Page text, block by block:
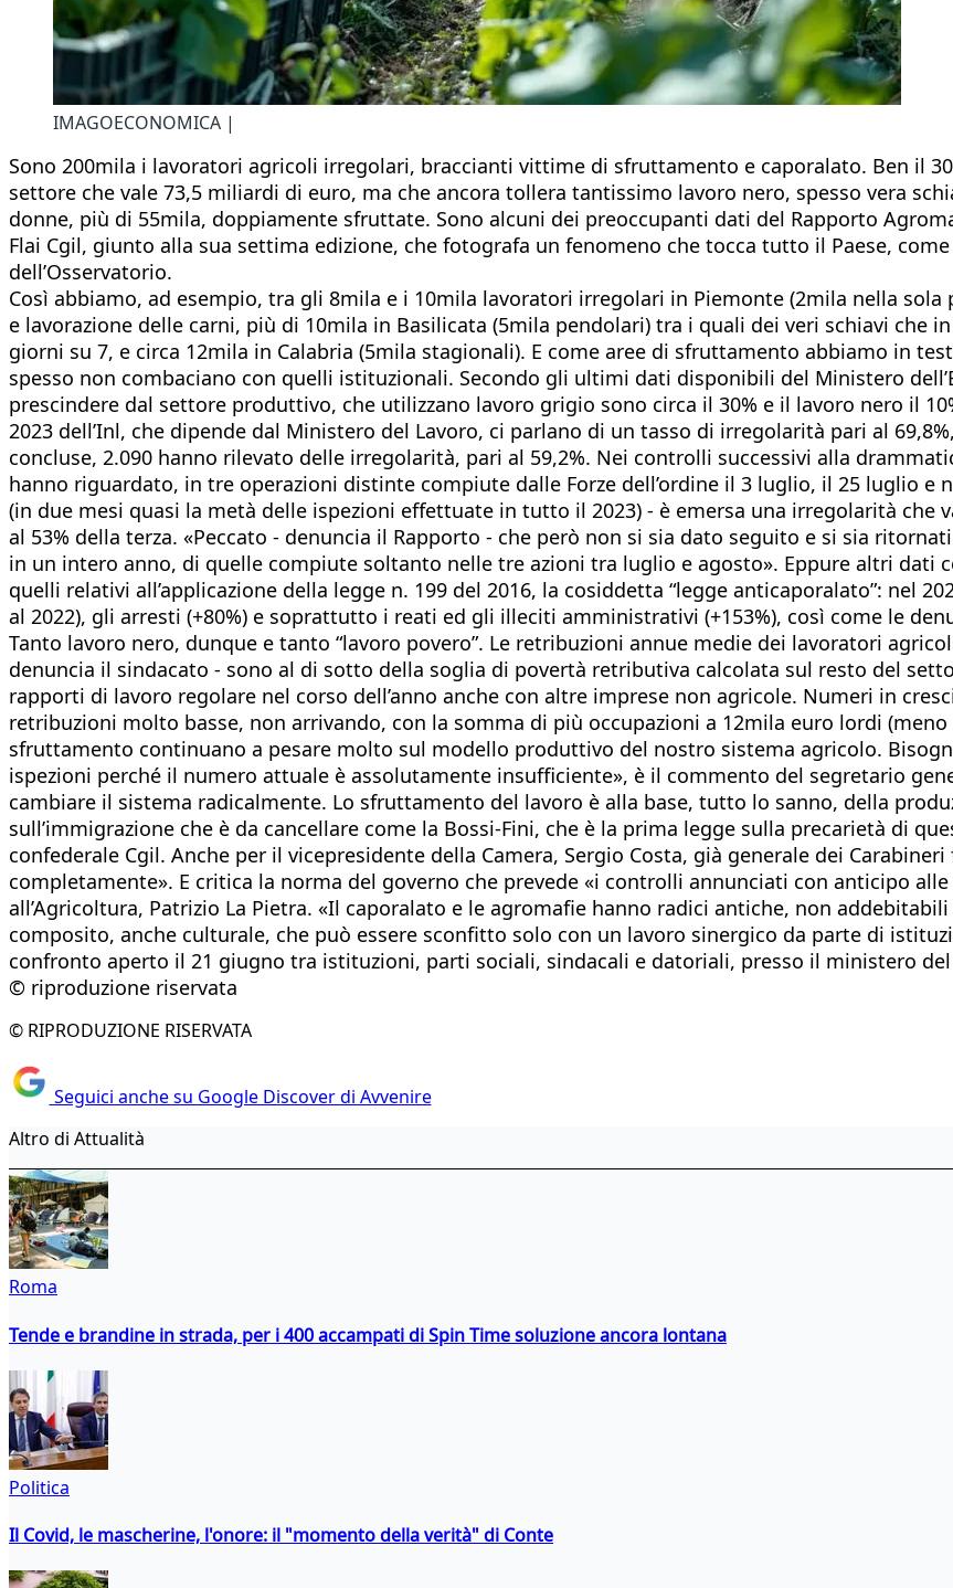
IMAGOECONOMICA |
Sono 200mila i lavoratori agricoli irregolari, braccianti vittime di sfruttamento e caporalato. Ben il
settore che vale 73,5 miliardi di euro, ma che ancora tollera tantissimo lavoro nero, spesso vera
donne, più di 55mila, doppiamente sfruttate. Sono alcuni dei preoccupanti dati del Rapporto
Flai Cgil, giunto alla sua settima edizione, che fotografa un fenomeno che tocca tutto il Paese,
dell’Osservatorio.
Così abbiamo, ad esempio, tra gli 8mila e i 10mila lavoratori irregolari in Piemonte (2mila nella
e lavorazione delle carni, più di 10mila in Basilicata (5mila pendolari) tra i quali dei veri schiavi che
giorni su 7, e circa 12mila in Calabria (5mila stagionali). E come aree di sfruttamento abbiamo in
spesso non combaciano con quelli istituzionali. Secondo gli ultimi dati disponibili del Ministero
prescindere dal settore produttivo, che utilizzano lavoro grigio sono circa il 30% e il lavoro nero il
2023 dell’Inl, che dipende dal Ministero del Lavoro, ci parlano di un tasso di irregolarità pari al
concluse, 2.090 hanno rilevato delle irregolarità, pari al 59,2%. Nei controlli successivi alla
hanno riguardato, in tre operazioni distinte compiute dalle Forze dell’ordine il 3 luglio, il 25 luglio e
(in due mesi quasi la metà delle ispezioni effettuate in tutto il 2023) - è emersa una irregolarità che
al 53% della terza. «Peccato - denuncia il Rapporto - che però non si sia dato seguito e si sia
in un intero anno, di quelle compiute soltanto nelle tre azioni tra luglio e agosto». Eppure altri
quelli relativi all’applicazione della legge n. 199 del 2016, la cosiddetta “legge anticaporalato”: nel
al 2022), gli arresti (+80%) e soprattutto i reati ed gli illeciti amministrativi (+153%), così come le
Tanto lavoro nero, dunque e tanto “lavoro povero”. Le retribuzioni annue medie dei lavoratori
denuncia il sindacato - sono al di sotto della soglia di povertà retributiva calcolata sul resto del
rapporti di lavoro regolare nel corso dell’anno anche con altre imprese non agricole. Numeri in
retribuzioni molto basse, non arrivando, con la somma di più occupazioni a 12mila euro lordi
sfruttamento continuano a pesare molto sul modello produttivo del nostro sistema agricolo.
ispezioni perché il numero attuale è assolutamente insufficiente», è il commento del segretario
cambiare il sistema radicalmente. Lo sfruttamento del lavoro è alla base, tutto lo sanno, della
sull’immigrazione che è da cancellare come la Bossi-Fini, che è la prima legge sulla precarietà di
confederale Cgil. Anche per il vicepresidente della Camera, Sergio Costa, già generale dei
completamente». E critica la norma del governo che prevede «i controlli annunciati con anticipo
all’Agricoltura, Patrizio La Pietra. «Il caporalato e le agromafie hanno radici antiche, non
composito, anche culturale, che può essere sconfitto solo con un lavoro sinergico da parte di
confronto aperto il 21 giugno tra istituzioni, parti sociali, sindacali e datoriali, presso il ministero
© riproduzione riservata
© RIPRODUZIONE RISERVATA
Seguici anche su Google Discover di Avvenire
Altro di Attualità
Roma
Tende e brandine in strada, per i 400 accampati di Spin Time soluzione ancora lontana
Politica
Il Covid, le mascherine, l'onore: il "momento della verità" di Conte